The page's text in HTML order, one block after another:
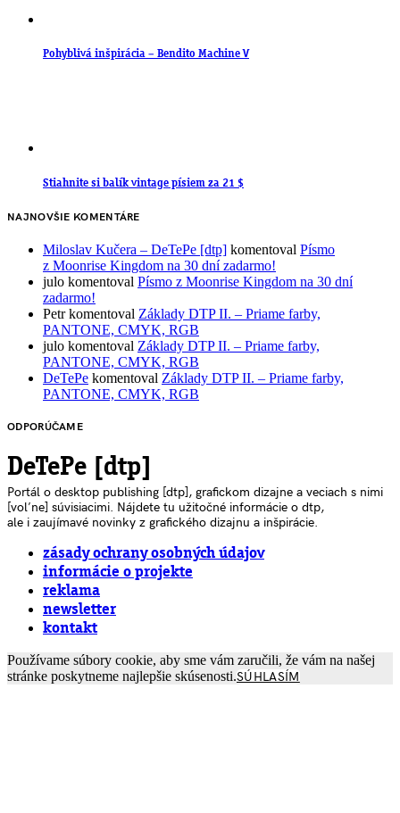
Pohyblivá inšpirácia – Bendito Machine V
Stiahnite si balík vintage písiem za 21 $
NAJNOVŠIE KOMENTÁRE
Miloslav Kučera – DeTePe [dtp] komentoval Písmo
z Moonrise Kingdom na 30 dní zadarmo!
julo komentoval Písmo z Moonrise Kingdom na 30 dní
zadarmo!
Petrkomentoval Základy DTP II. – Priame farby,
PANTONE, CMYK, RGB
julo komentoval Základy DTP II. – Priame farby,
PANTONE, CMYK, RGB
DeTePe komentoval Základy DTP II. – Priame farby,
PANTONE, CMYK, RGB
ODPORÚČAME
DeTePe [dtp]
Portál o desktop publishing [dtp], grafickom dizajne a veciach s nimi
[voľne] súvisiacimi. Nájdete tu užitočné informácie o dtp,
ale i zaujímavé novinky z grafického dizajnu a inšpirácie.
zásady ochrany osobných údajov
informácie o projekte
reklama
newsletter
kontakt
Používame súbory cookie, aby sme vám zaručili, že vám na našej
stránke poskytneme najlepšie skúsenosti.SÚHLASÍM